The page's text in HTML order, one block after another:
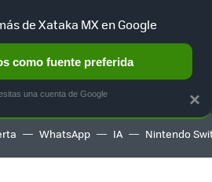
HOME AUTO TERRITORIO
WhatsApp IA Nintendo
×
de Xataka MX en Google
como fuente preferida
una cuenta de Google